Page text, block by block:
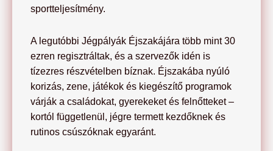
sportteljesítmény.
A legutóbbi Jégpályák Éjszakájára több mint 30
ezren regisztráltak, és a szervezők idén is
tízezres részvételben bíznak. Éjszakába nyúló
korizás, zene, játékok és kiegészítő programok
várják a családokat, gyerekeket és felnőtteket –
kortól függetlenül, jégre termett kezdőknek és
rutinos csúszóknak egyaránt.